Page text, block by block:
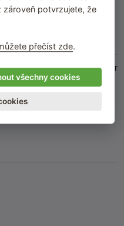
délka 29 cm, vnitřní průměr
a 3,5 cm (elastické)
TPE (manžety), PVC
zároveň potvrzujete, že
přečíst zde.
všechny cookies